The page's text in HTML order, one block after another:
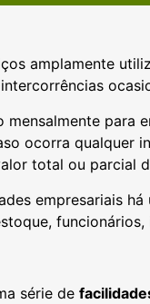
amplamente
mensalmente para
ocorra qualquer
total ou parcial
empresariais
série de